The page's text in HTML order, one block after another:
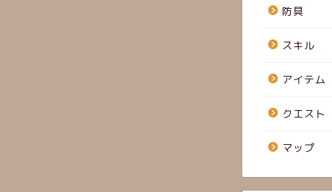
防具
スキル
アイテム
クエスト
マップ